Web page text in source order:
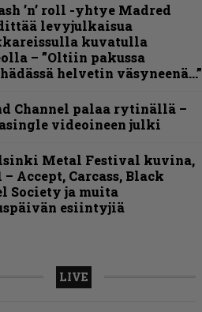
’n’ roll -yhtye Madred
levyjulkaisua
kuvatulla
– ”Oltiin pakussa
helvetin väsyneenä…”
Channel palaa rytinällä –
videoineen julki
Metal Festival kuvina,
– Accept, Carcass, Black
Society ja muita
esiintyjiä
LIVE